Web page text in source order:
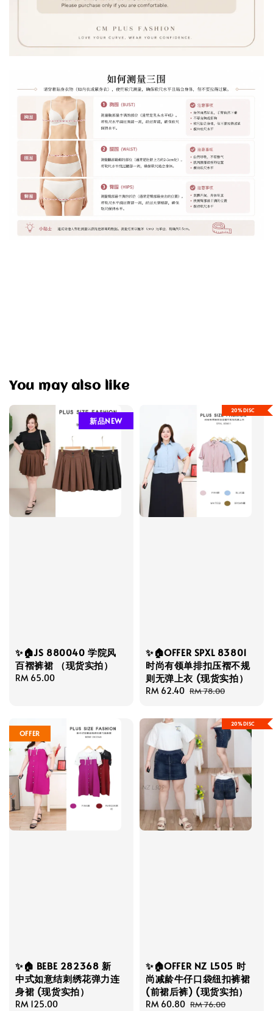
You may also like
新品NEW
✨🏠JS 880040 学院风
百褶裤裙 （现货实拍）
Regular
RM 65.00
20%DISC
✨🏠OFFER SPXL 83801
时尚有领单排扣压褶不规
则无弹上衣 (现货实拍）
Sale
RM 62.40 Regular
RM 78.00
OFFER
✨🏠 BEBE 282368 新
中式如意结刺绣花弹力连
身裙 (现货实拍）
Regular
RM 125.00
20%DISC
✨🏠OFFER NZ L505 时
尚减龄牛仔口袋纽扣裤裙
(前裙后裤) (现货实拍）
Sale
RM 60.80 Regular
RM 76.00